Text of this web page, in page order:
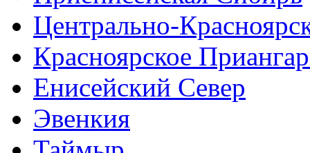
Центрально-
Красноярское
Енисейский Север
Эвенкия